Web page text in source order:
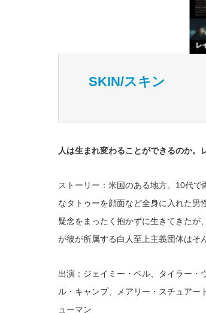
SKIN/スキン
人は生まれ変わることができるのか
ストーリー：米国のある地方。10代
なタトゥーを顔面など全身に入れた男
疑念をまったく抱かずに生きてきたが
が彼が所属する白人至上主義団体はそ
出演：ジェイミー・ベル、タイラー・
ル・キャンプ、メアリー・スチュアー
ューマン